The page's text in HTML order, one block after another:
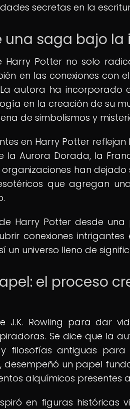
secretas en la
una saga bajo
Harry Potter no solo
en las conexiones con
autora ha incorporado
en la creación de su
de simbolismos y
en Harry Potter
la Aurora Dorada, la
han
que agregan
Harry Potter desde
conexiones
un universo lleno de
el proceso
J.K. Rowling para dar
Se dice que la
y filosofías antiguas
desempeñó un papel
alquímicos presentes
en figuras